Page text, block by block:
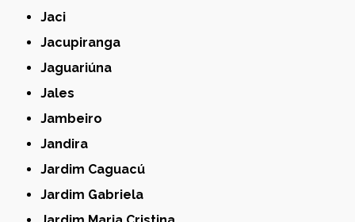
Jaci
Jacupiranga
Jaguariúna
Jales
Jambeiro
Jandira
Jardim Caguacú
Jardim Gabriela